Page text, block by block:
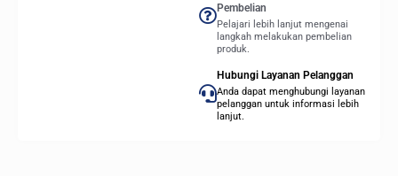
Pembelian
Pelajari lebih lanjut mengenai
langkah melakukan pembelian
produk.
Hubungi Layanan Pelanggan
Anda dapat menghubungi layanan
pelanggan untuk informasi lebih
lanjut.